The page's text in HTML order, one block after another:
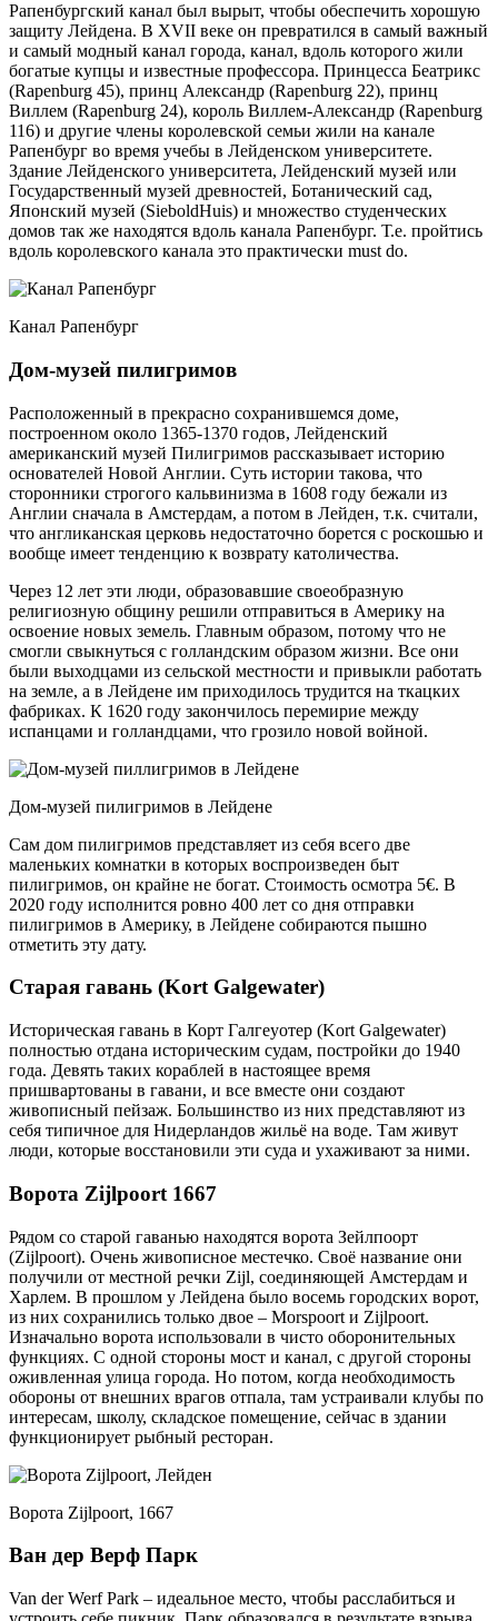
Рапенбургский канал был вырыт, чтобы обеспечить хорошую
защиту Лейдена. В XVII веке он превратился в самый важный
и самый модный канал города, канал, вдоль которого жили
богатые купцы и известные профессора. Принцесса Беатрикс
(Rapenburg 45), принц Александр (Rapenburg 22), принц
Виллем (Rapenburg 24), король Виллем-Александр (Rapenburg
116) и другие члены королевской семьи жили на канале
Рапенбург во время учебы в Лейденском университете.
Здание Лейденского университета, Лейденский музей или
Государственный музей древностей, Ботанический сад,
Японский музей (SieboldHuis) и множество студенческих
домов так же находятся вдоль канала Рапенбург. Т.е. пройтись
вдоль королевского канала это практически must do.
Канал Рапенбург
Дом-музей пилигримов
Расположенный в прекрасно сохранившемся доме,
построенном около 1365-1370 годов, Лейденский
американский музей Пилигримов рассказывает историю
основателей Новой Англии. Суть истории такова, что
сторонники строгого кальвинизма в 1608 году бежали из
Англии сначала в Амстердам, а потом в Лейден, т.к. считали,
что англиканская церковь недостаточно борется с роскошью и
вообще имеет тенденцию к возврату католичества.
Через 12 лет эти люди, образовавшие своеобразную
религиозную общину решили отправиться в Америку на
освоение новых земель. Главным образом, потому что не
смогли свыкнуться с голландским образом жизни. Все они
были выходцами из сельской местности и привыкли работать
на земле, а в Лейдене им приходилось трудится на ткацких
фабриках. К 1620 году закончилось перемирие между
испанцами и голландцами, что грозило новой войной.
Дом-музей пилигримов в Лейдене
Сам дом пилигримов представляет из себя всего две
маленьких комнатки в которых воспроизведен быт
пилигримов, он крайне не богат. Стоимость осмотра 5€. В
2020 году исполнится ровно 400 лет со дня отправки
пилигримов в Америку, в Лейдене собираются пышно
отметить эту дату.
Старая гавань (Kort Galgewater)
Историческая гавань в Корт Галгеуотер (Kort Galgewater)
полностью отдана историческим судам, постройки до 1940
года. Девять таких кораблей в настоящее время
пришвартованы в гавани, и все вместе они создают
живописный пейзаж. Большинство из них представляют из
себя типичное для Нидерландов жильё на воде. Там живут
люди, которые восстановили эти суда и ухаживают за ними.
Ворота Zijlpoort 1667
Рядом со старой гаванью находятся ворота Зейлпоорт
(Zijlpoort). Очень живописное местечко. Своё название они
получили от местной речки Zijl, соединяющей Амстердам и
Харлем. В прошлом у Лейдена было восемь городских ворот,
из них сохранились только двое – Morspoort и Zijlpoort.
Изначально ворота использовали в чисто оборонительных
функциях. С одной стороны мост и канал, с другой стороны
оживленная улица города. Но потом, когда необходимость
обороны от внешних врагов отпала, там устраивали клубы по
интересам, школу, складское помещение, сейчас в здании
функционирует рыбный ресторан.
Ворота Zijlpoort, 1667
Ван дер Верф Парк
Van der Werf Park – идеальное место, чтобы расслабиться и